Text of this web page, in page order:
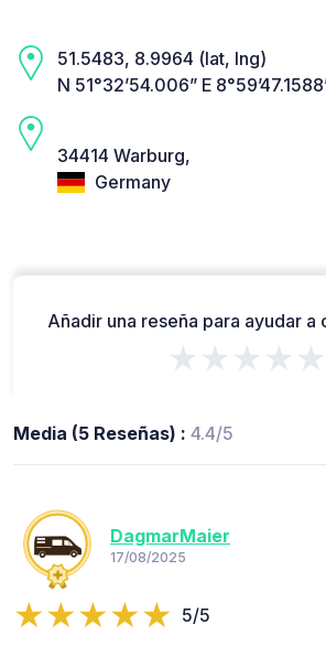
51.5483, 8.9964 (lat, lng)
N 51°32’54.006” E
34414 Warburg,
Germany
Añadir una reseña para ayudar a
★★★★★
Media (5 Reseñas) : 4.4/5
DagmarMaier
17/08/2025
5/5